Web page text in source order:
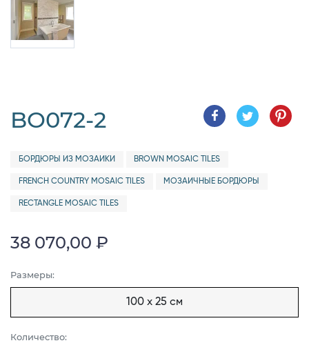
BO072-2
БОРДЮРЫ ИЗ МОЗАИКИ BROWN MOSAIC TILES
FRENCH COUNTRY MOSAIC TILES МОЗАИЧНЫЕ БОРДЮРЫ
RECTANGLE MOSAIC TILES
38 070,00 ₽
Размеры:
100 x 25 см
Количество: